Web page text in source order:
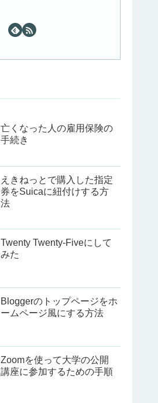
亡くなった人の雇用保険の
手続き
えきねっとで購入した指定
券をSuicaに紐付けする方
法
Twenty Twenty-Fiveにして
みた
Bloggerのトップページをホ
ームページ風にする方法
Zoomを使って大学の公開
講座に参加するための手順